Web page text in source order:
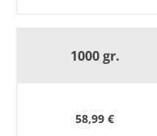
1000 gr.
58,99 €